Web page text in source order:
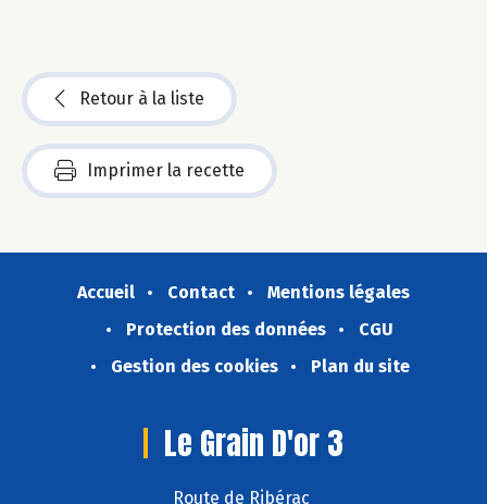
Retour à la liste
Imprimer la recette
Accueil Contact
Mentions légales
Protection des données
CGU
Gestion des cookies
Plan du site
Le Grain D'or 3
Route de Ribérac